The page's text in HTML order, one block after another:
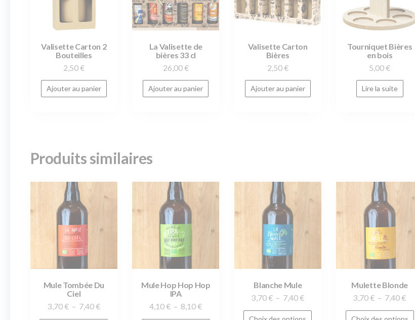
Valisette Carton 2
Bouteilles
2,50 €
Ajouter au panier
La Valisette de
bières 33 cl
26,00 €
Ajouter au panier
Valisette Carton
Bières
2,50 €
Ajouter au panier
Tourniquet Bières
en bois
5,00 €
Lire la suite
Produits similaires
Mule Tombée Du
Ciel
3,70 € – 7,40 €
Mule Hop Hop Hop
IPA
4,10 € – 8,10 €
Blanche Mule
3,70 € – 7,40 €
Mulette Blonde
3,70 € – 7,40 €